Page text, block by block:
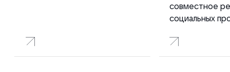
совместное
социальных